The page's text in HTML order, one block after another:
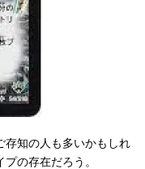
存知の人も多いかもしれ
の存在だろう。